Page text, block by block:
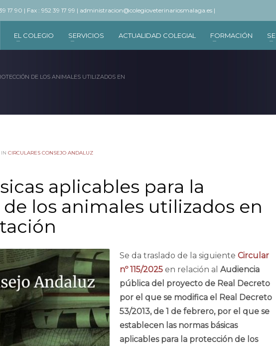
17 90 | Fax : 952 39 17 99 | administracion@colegioveterinariosmalaga.es |
EL COLEGIO SERVICIOS ACTUALIDAD COLEGIAL FORMACIÓN
DE LOS ANIMALES UTILIZADOS EN
CIRCULARES CONSEJO ANDALUZ
aplicables para la
los animales utilizados en
Se da traslado de la siguiente Circular
nº 115/2025 en relación al Audiencia
pública del proyecto de Real Decreto
por el que se modifica el Real Decreto
53/2013, de 1 de febrero, por el que se
establecen las normas básicas
aplicables para la protección de los